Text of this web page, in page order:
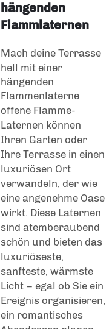
hängenden
Flammlaternen
Mach deine Terrasse
hell mit einer
hängenden
Flammenlaterne
offene Flamme-
Laternen können
Ihren Garten oder
Ihre Terrasse in einen
luxuriösen Ort
verwandeln, der wie
eine angenehme Oase
wirkt. Diese Laternen
sind atemberaubend
schön und bieten das
luxuriöseste,
sanfteste, wärmste
Licht – egal ob Sie ein
Ereignis organisieren,
ein romantisches